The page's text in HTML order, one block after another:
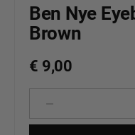
Ben Nye
Brown
€ 9,00